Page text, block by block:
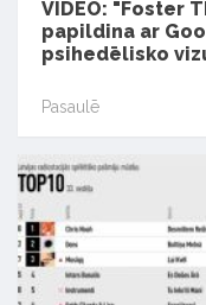
VIDEO: "Foster
papildina ar
psihedēlisko
Pasaulē